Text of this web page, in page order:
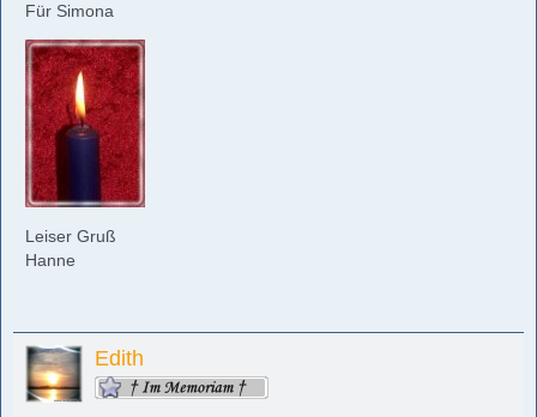
Für Simona
Leiser Gruß
Hanne
Edith